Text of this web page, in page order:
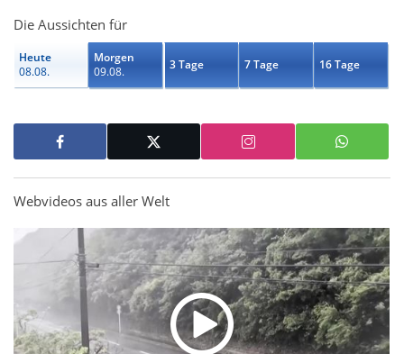
Die Aussichten für
Heute
08.08.
Morgen
09.08.
3 Tage 7 Tage 16 Tage
Webvideos aus aller Welt